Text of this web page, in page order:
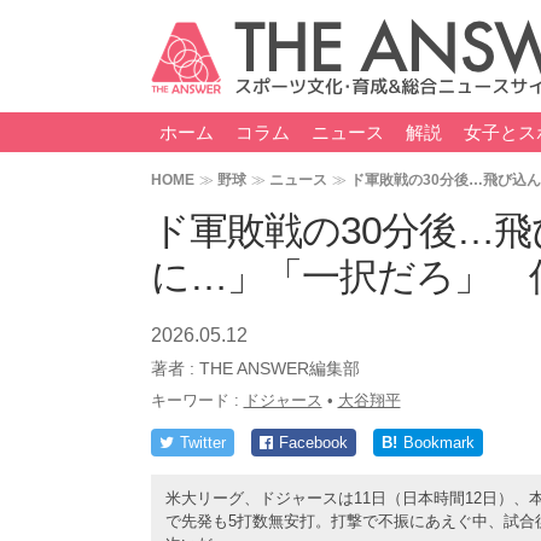
ホーム コラム ニュース 解説 女子とス
HOME 野球 ニュース ド軍敗戦の30分後…飛び込
ド軍敗戦の30分後…
に…」「一択だろ」
2026.05.12
著者 : THE ANSWER編集部
キーワード : ドジャース • 大谷翔平
Twitter Facebook B! Bookmark
米大リーグ、ドジャースは11日（日本時間12日）、
で先発も5打数無安打。打撃で不振にあえぐ中、試